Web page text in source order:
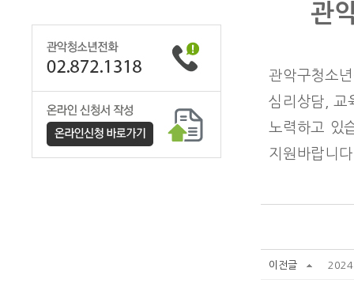
관악
관악구청소
심리상담, 교
노력하고 있
지원바랍니
이전글 2024